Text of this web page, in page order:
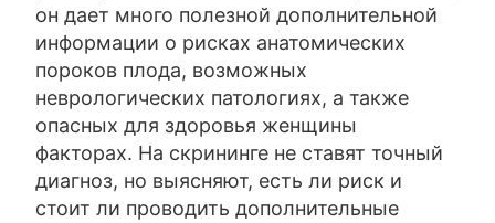
он дает много полезной дополнительной
информации о рисках анатомических
пороков плода, возможных
неврологических патологиях, а также
опасных для здоровья женщины
факторах. На скрининге не ставят точный
диагноз, но выясняют, есть ли риск и
стоит ли проводить дополнительные